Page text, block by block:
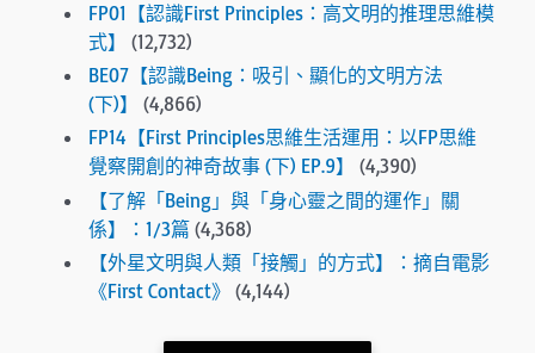
FP01【認識First Principles：高文明的推理思維模
式】
(12,732)
BE07【認識Being：吸引、顯化的文明方法
(下)】
(4,866)
FP14【First Principles思維生活運用：以FP思維
覺察開創的神奇故事 (下) EP.9】
(4,390)
【了解「Being」與「身心靈之間的運作」關
係】：1/3篇 (4,368)
【外星文明與人類「接觸」的方式】：摘自電影
《First Contact》
(4,144)